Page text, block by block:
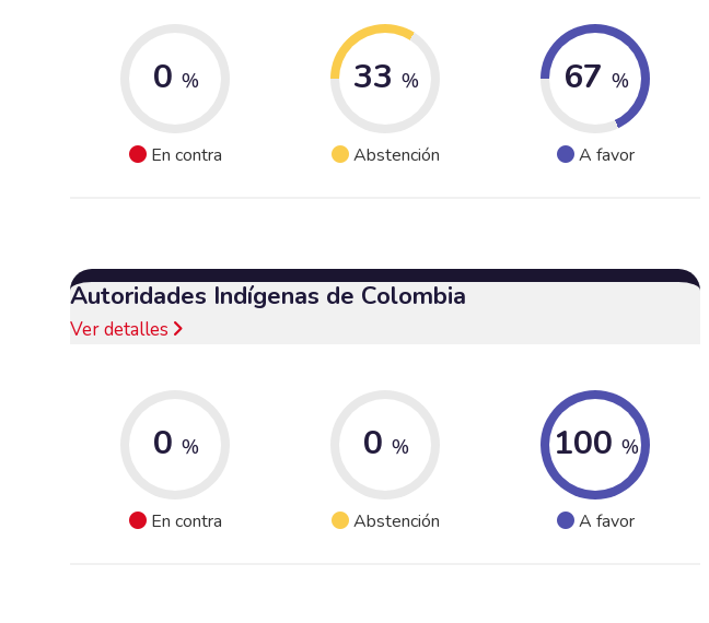
0 %
En contra
33 %
Abstención
67 %
A favor
Autoridades Indígenas de Colombia
Ver detalles
0 %
En contra
0 %
Abstención
100 %
A favor